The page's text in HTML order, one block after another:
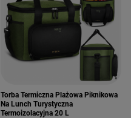
Torba Termiczna Plażowa Piknikowa
Na Lunch Turystyczna
Termoizolacyjna 20 L